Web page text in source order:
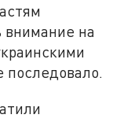
внимание на
последовало.